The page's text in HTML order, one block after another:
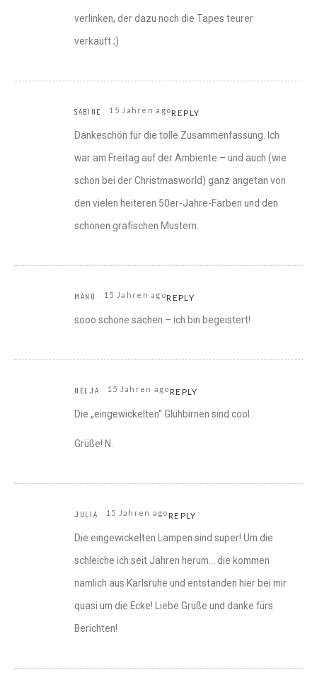
verlinken, der dazu noch die Tapes teurer
verkauft ;)
SABINE 15 Jahren agoREPLY
Dankeschön für die tolle Zusammenfassung. Ich
war am Freitag auf der Ambiente – und auch (wie
schon bei der Christmasworld) ganz angetan von
den vielen heiteren 50er-Jahre-Farben und den
schönen grafischen Mustern.
MANO 15 Jahren agoREPLY
sooo schöne sachen – ich bin begeistert!
NELJA 15 Jahren agoREPLY
Die „eingewickelten“ Glühbirnen sind cool.
Grüße! N.
JULIA 15 Jahren agoREPLY
Die eingewickelten Lampen sind super! Um die
schleiche ich seit Jahren herum… die kommen
nämlich aus Karlsruhe und entstanden hier bei mir
quasi um die Ecke! Liebe Grüße und danke fürs
Berichten!